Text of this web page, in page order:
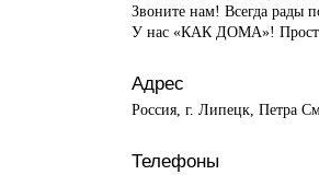
Звоните нам! Всегда рады
У нас «КАК ДОМА»!
Адрес
Россия, г. Липецк, Петра
Телефоны